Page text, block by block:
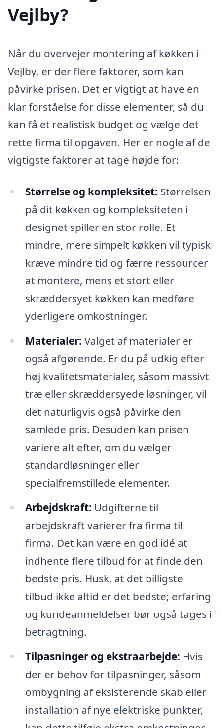
Vejlby?
Når du overvejer montering af køkken i
Vejlby, er der flere faktorer, som kan
påvirke prisen. Det er vigtigt at have en
klar forståelse for disse elementer, så du
kan få et realistisk budget og vælge det
rette firma til opgaven. Her er nogle af de
vigtigste faktorer at tage højde for:
Størrelse og kompleksitet: Størrelsen
på dit køkken og kompleksiteten i
designet spiller en stor rolle. Et
mindre, mere simpelt køkken vil typisk
kræve mindre tid og færre ressourcer
at montere, mens et stort eller
skræddersyet køkken kan medføre
yderligere omkostninger.
Materialer: Valget af materialer er
også afgørende. Er du på udkig efter
høj kvalitetsmaterialer, såsom massivt
træ eller skræddersyede løsninger, vil
det naturligvis også påvirke den
samlede pris. Desuden kan prisen
variere alt efter, om du vælger
standardløsninger eller
specialfremstillede elementer.
Arbejdskraft: Udgifterne til
arbejdskraft varierer fra firma til
firma. Det kan være en god idé at
indhente flere tilbud for at finde den
bedste pris. Husk, at det billigste
tilbud ikke altid er det bedste; erfaring
og kundeanmeldelser bør også tages i
betragtning.
Tilpasninger og ekstraarbejde: Hvis
der er behov for tilpasninger, såsom
ombygning af eksisterende skab eller
installation af nye elektriske punkter,